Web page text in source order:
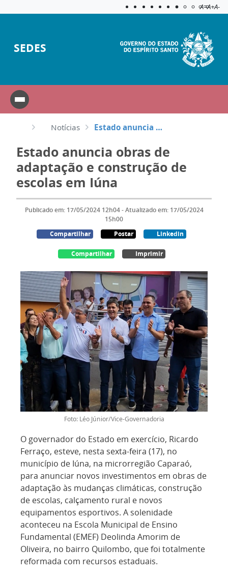
Aplicar
A=A+A-
SEDES
Notícias Estado anuncia obras de adaptação e construção de escolas em Iúna
Estado anuncia obras de
adaptação e construção de
escolas em Iúna
Publicado em: 17/05/2024 12h04 - Atualizado em: 17/05/2024
15h00
Compartilhar
Postar Linkedin
Compartilhar Imprimir
Foto: Léo Júnior/Vice-Governadoria
O governador do Estado em exercício, Ricardo
Ferraço, esteve, nesta sexta-feira (17), no
município de Iúna, na microrregião Caparaó,
para anunciar novos investimentos em obras de
adaptação às mudanças climáticas, construção
de escolas, calçamento rural e novos
equipamentos esportivos. A solenidade
aconteceu na Escola Municipal de Ensino
Fundamental (EMEF) Deolinda Amorim de
Oliveira, no bairro Quilombo, que foi totalmente
reformada com recursos estaduais.